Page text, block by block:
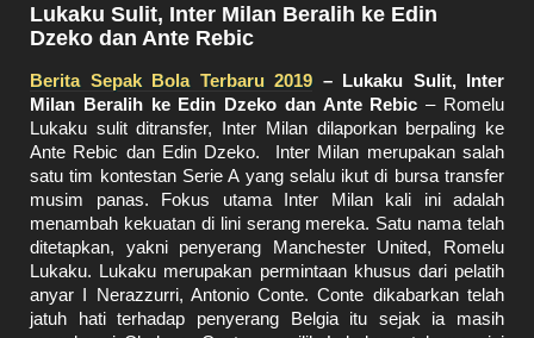
Lukaku Sulit, Inter Milan Beralih ke Edin
Dzeko dan Ante Rebic
Berita Sepak Bola Terbaru 2019– Lukaku Sulit, Inter
Milan Beralih ke Edin Dzeko dan Ante Rebic – Romelu
Lukaku sulit ditransfer, Inter Milan dilaporkan berpaling ke
Ante Rebic dan Edin Dzeko. Inter Milan merupakan salah
satu tim kontestan Serie A yang selalu ikut di bursa transfer
musim panas. Fokus utama Inter Milan kali ini adalah
menambah kekuatan di lini serang mereka. Satu nama telah
ditetapkan, yakni penyerang Manchester United, Romelu
Lukaku. Lukaku merupakan permintaan khusus dari pelatih
anyar I Nerazzurri, Antonio Conte. Conte dikabarkan telah
jatuh hati terhadap penyerang Belgia itu sejak ia masih